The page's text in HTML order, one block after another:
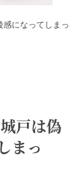
になってしまっ
戸は偽
まっ